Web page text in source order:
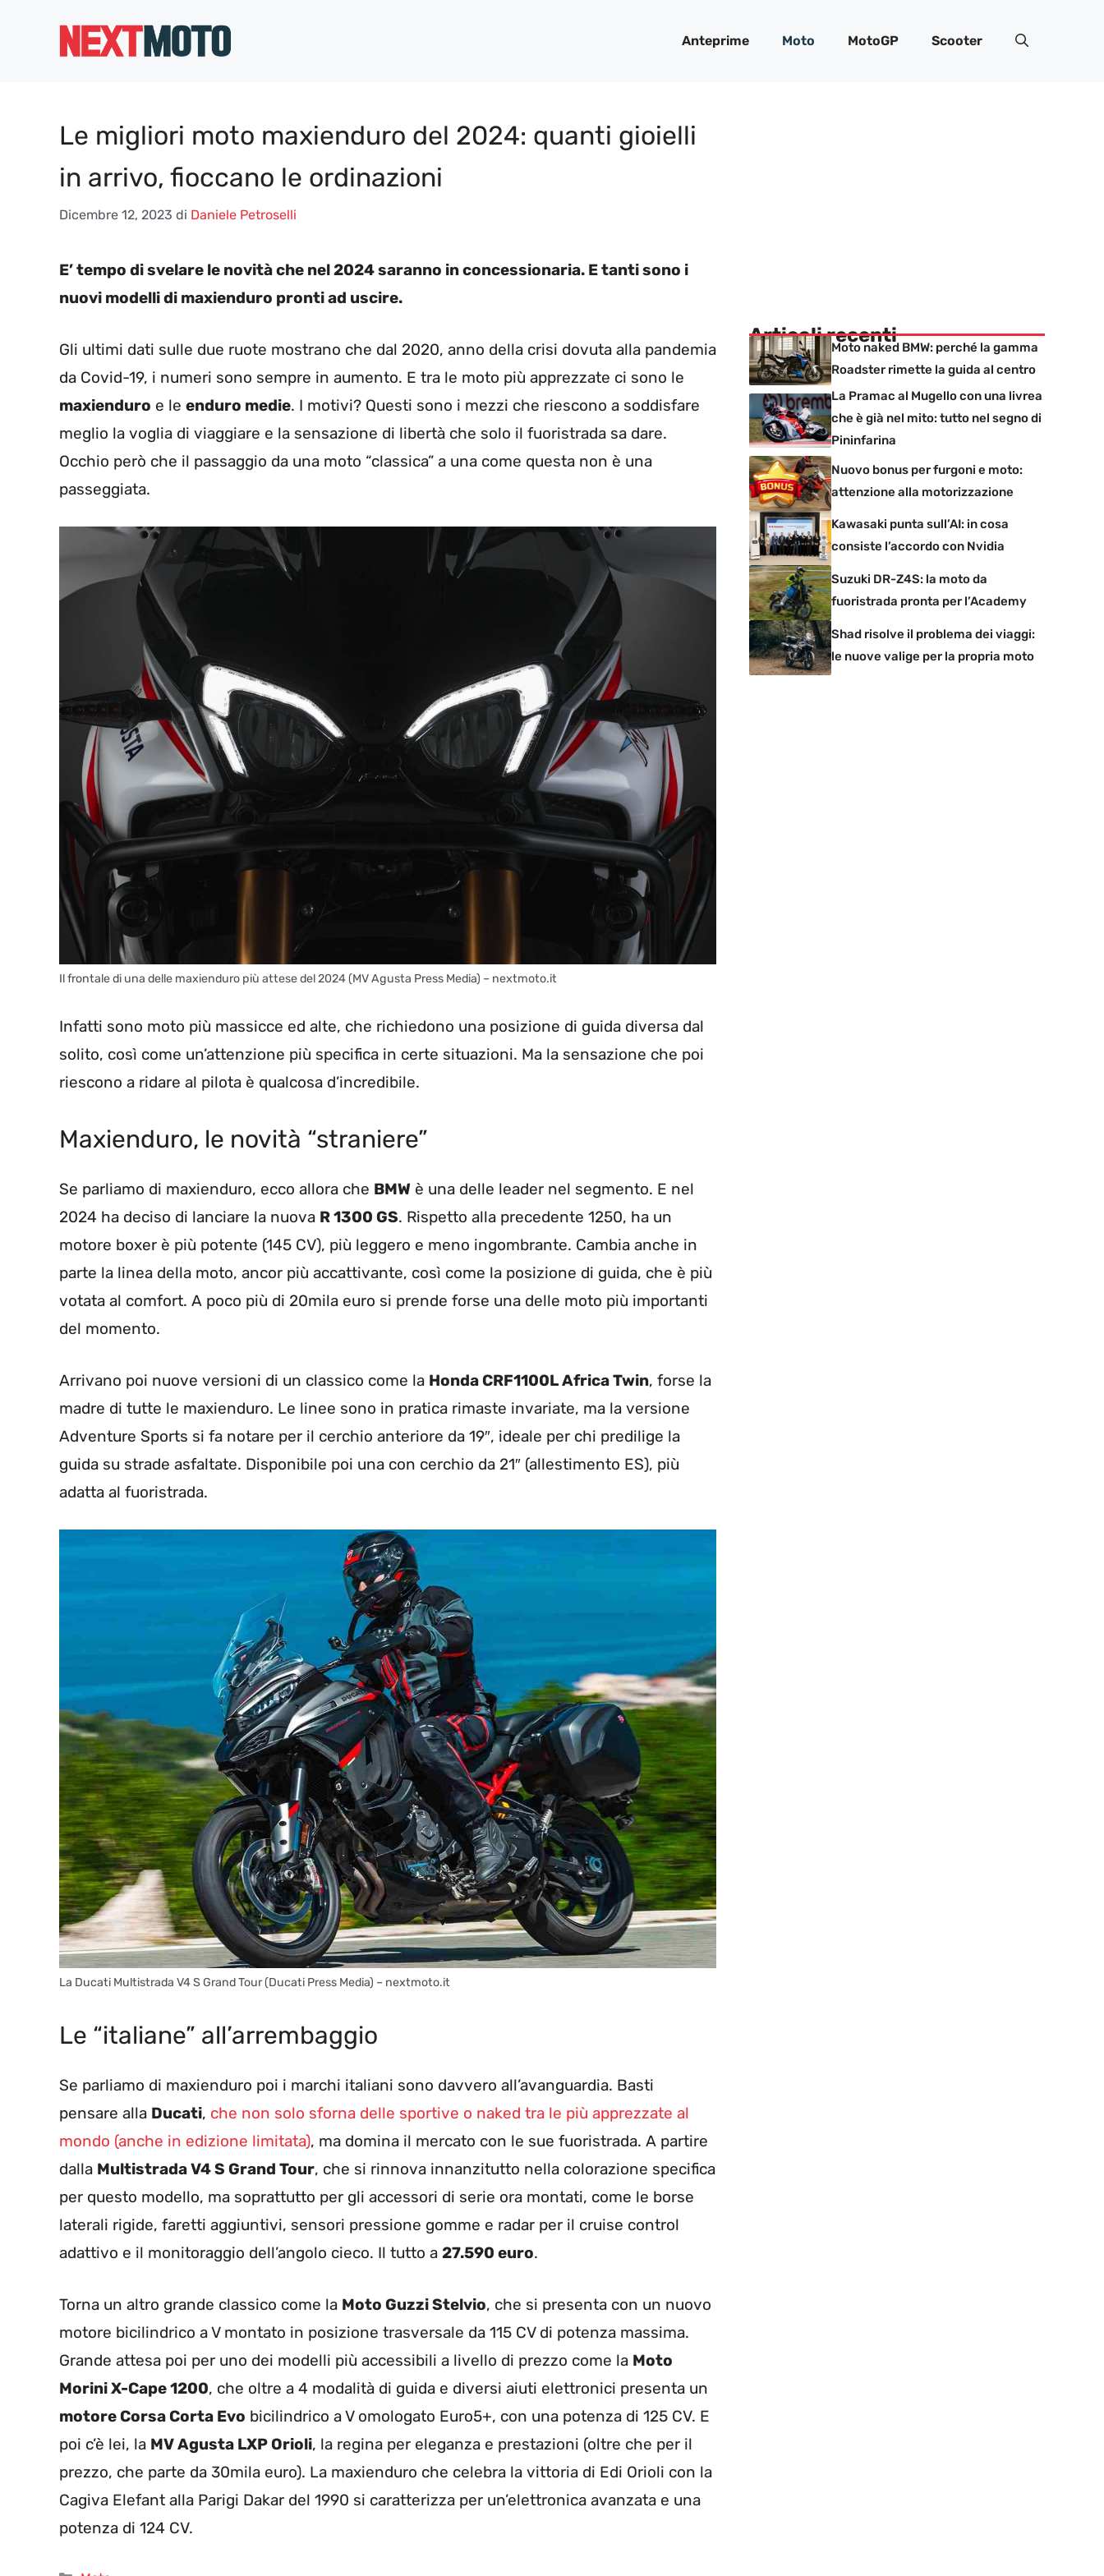
Anteprime Moto MotoGP Scooter
Le migliori moto maxienduro del 2024: quanti gioielli
in arrivo, fioccano le ordinazioni
Dicembre 12, 2023 di Daniele Petroselli
E’ tempo di svelare le novità che nel 2024 saranno in concessionaria. E tanti sono i
nuovi modelli di maxienduro pronti ad uscire.
Gli ultimi dati sulle due ruote mostrano che dal 2020, anno della crisi dovuta alla pandemia
da Covid-19, i numeri sono sempre in aumento. E tra le moto più apprezzate ci sono le
maxienduro e le enduro medie. I motivi? Questi sono i mezzi che riescono a soddisfare
meglio la voglia di viaggiare e la sensazione di libertà che solo il fuoristrada sa dare.
Occhio però che il passaggio da una moto “classica” a una come questa non è una
passeggiata.
Il frontale di una delle maxienduro più attese del 2024 (MV Agusta Press Media) – nextmoto.it
Infatti sono moto più massicce ed alte, che richiedono una posizione di guida diversa dal
solito, così come un’attenzione più specifica in certe situazioni. Ma la sensazione che poi
riescono a ridare al pilota è qualcosa d’incredibile.
Maxienduro, le novità “straniere”
Se parliamo di maxienduro, ecco allora che BMW è una delle leader nel segmento. E nel
2024 ha deciso di lanciare la nuova R 1300 GS. Rispetto alla precedente 1250, ha un
motore boxer è più potente (145 CV), più leggero e meno ingombrante. Cambia anche in
parte la linea della moto, ancor più accattivante, così come la posizione di guida, che è più
votata al comfort. A poco più di 20mila euro si prende forse una delle moto più importanti
del momento.
Arrivano poi nuove versioni di un classico come la Honda CRF1100L Africa Twin, forse la
madre di tutte le maxienduro. Le linee sono in pratica rimaste invariate, ma la versione
Adventure Sports si fa notare per il cerchio anteriore da 19″, ideale per chi predilige la
guida su strade asfaltate. Disponibile poi una con cerchio da 21″ (allestimento ES), più
adatta al fuoristrada.
La Ducati Multistrada V4 S Grand Tour (Ducati Press Media) – nextmoto.it
Le “italiane” all’arrembaggio
Se parliamo di maxienduro poi i marchi italiani sono davvero all’avanguardia. Basti
pensare alla Ducati, che non solo sforna delle sportive o naked tra le più apprezzate al
mondo (anche in edizione limitata), ma domina il mercato con le sue fuoristrada. A partire
dalla Multistrada V4 S Grand Tour, che si rinnova innanzitutto nella colorazione specifica
per questo modello, ma soprattutto per gli accessori di serie ora montati, come le borse
laterali rigide, faretti aggiuntivi, sensori pressione gomme e radar per il cruise control
adattivo e il monitoraggio dell’angolo cieco. Il tutto a 27.590 euro.
Torna un altro grande classico come la Moto Guzzi Stelvio, che si presenta con un nuovo
motore bicilindrico a V montato in posizione trasversale da 115 CV di potenza massima.
Grande attesa poi per uno dei modelli più accessibili a livello di prezzo come la Moto
Morini X-Cape 1200, che oltre a 4 modalità di guida e diversi aiuti elettronici presenta un
motore Corsa Corta Evo bicilindrico a V omologato Euro5+, con una potenza di 125 CV. E
poi c’è lei, la MV Agusta LXP Orioli, la regina per eleganza e prestazioni (oltre che per il
prezzo, che parte da 30mila euro). La maxienduro che celebra la vittoria di Edi Orioli con la
Cagiva Elefant alla Parigi Dakar del 1990 si caratterizza per un’elettronica avanzata e una
potenza di 124 CV.
Articoli recenti
Moto naked BMW: perché la gamma
Roadster rimette la guida al centro
La Pramac al Mugello con una livrea
che è già nel mito: tutto nel segno di
Pininfarina
Nuovo bonus per furgoni e moto:
attenzione alla motorizzazione
Kawasaki punta sull’AI: in cosa
consiste l’accordo con Nvidia
Suzuki DR-Z4S: la moto da
fuoristrada pronta per l’Academy
Shad risolve il problema dei viaggi:
le nuove valige per la propria moto